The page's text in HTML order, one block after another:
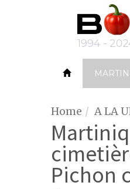
Home A LA
Pichon